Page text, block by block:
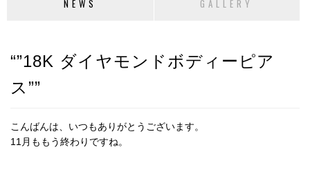
NEWS GALLERY
“”18K ダイヤモンドボディーピア
ス””
こんばんは、いつもありがとうございます。
11月ももう終わりですね。